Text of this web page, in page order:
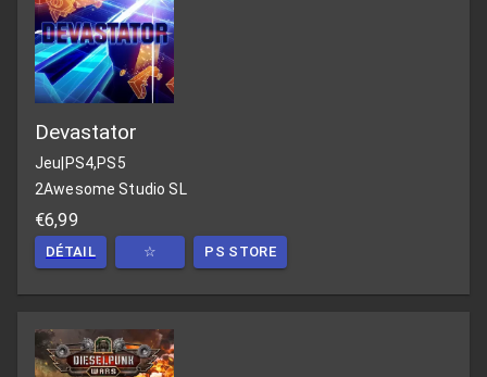
Devastator
Jeu|PS4,PS5
2Awesome Studio SL
€6,99
DÉTAIL ☆ PS STORE